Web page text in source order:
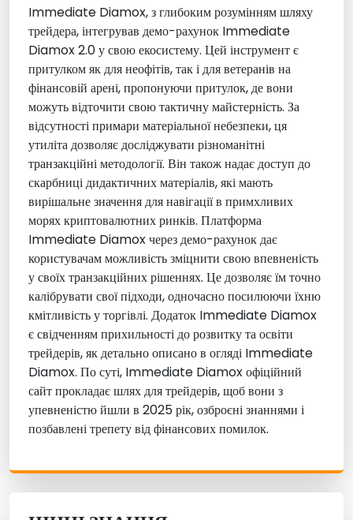
Immediate Diamox, з глибоким розумінням шляху
трейдера, інтегрував демо-рахунок Immediate
Diamox 2.0 у свою екосистему. Цей інструмент є
притулком як для неофітів, так і для ветеранів на
фінансовій арені, пропонуючи притулок, де вони
можуть відточити свою тактичну майстерність. За
відсутності примари матеріальної небезпеки, ця
утиліта дозволяє досліджувати різноманітні
транзакційні методології. Він також надає доступ до
скарбниці дидактичних матеріалів, які мають
вирішальне значення для навігації в примхливих
морях криптовалютних ринків. Платформа
Immediate Diamox через демо-рахунок дає
користувачам можливість зміцнити свою впевненість
у своїх транзакційних рішеннях. Це дозволяє їм точно
калібрувати свої підходи, одночасно посилюючи їхню
кмітливість у торгівлі. Додаток Immediate Diamox
є свідченням прихильності до розвитку та освіти
трейдерів, як детально описано в огляді Immediate
Diamox. По суті, Immediate Diamox офіційний
сайт прокладає шлях для трейдерів, щоб вони з
упевненістю йшли в 2025 рік, озброєні знаннями і
позбавлені трепету від фінансових помилок.